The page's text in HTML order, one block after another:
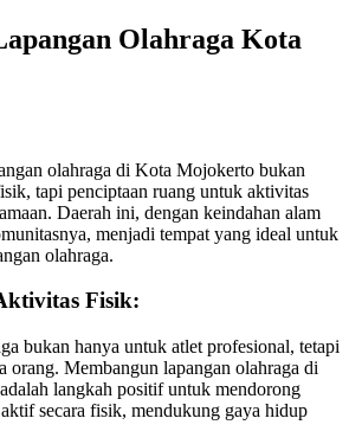
Olahraga Kota
olahraga di Kota Mojokerto bukan
tapi penciptaan ruang untuk aktivitas
Daerah ini, dengan keindahan alam
menjadi tempat yang ideal untuk
olahraga.
Fisik:
bukan hanya untuk atlet profesional, tetapi
orang. Membangun lapangan olahraga di
langkah positif untuk mendorong
secara fisik, mendukung gaya hidup